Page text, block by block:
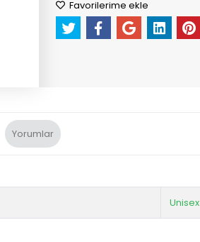
Favorilerime ekle
Yorumlar
Unisex